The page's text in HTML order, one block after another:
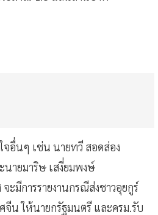
จอื่นๆ เช่น นายทวี สอดส่อง
นายมาริษ เสงี่ยมพงษ์
จะมีการรายงานกรณีส่งชาวอุยกูร์
น ให้นายกรัฐมนตรี และครม.รับ